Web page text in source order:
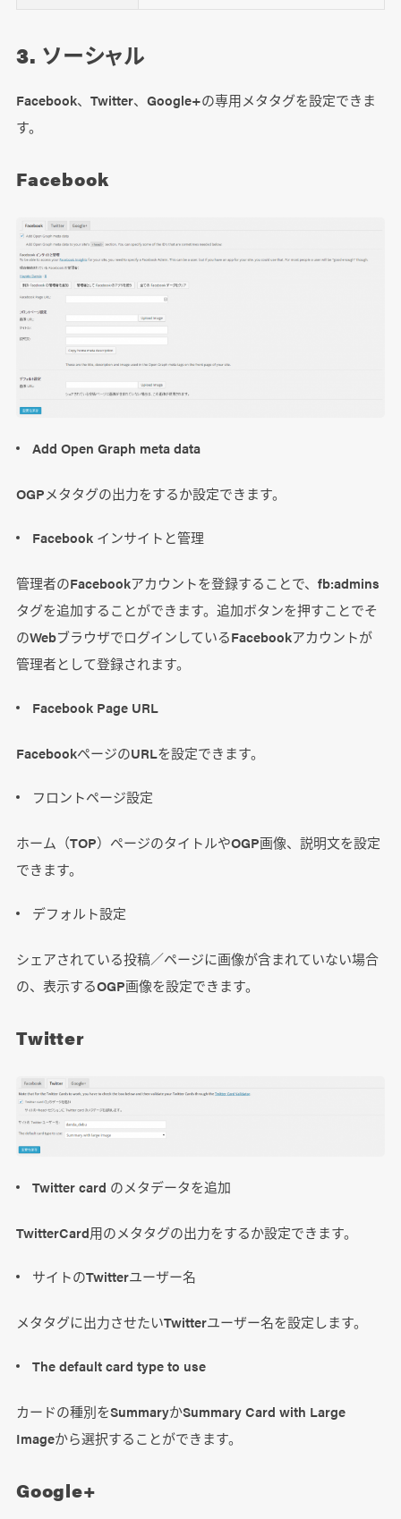
3. ソーシャル
Facebook、Twitter、Google+の専用メタタグを設定できま
す。
Facebook
Add Open Graph meta data
OGPメタタグの出力をするか設定できます。
Facebook インサイトと管理
管理者のFacebookアカウントを登録することで、fb:admins
タグを追加することができます。追加ボタンを押すことでそ
のWebブラウザでログインしているFacebookアカウントが
管理者として登録されます。
Facebook Page URL
FacebookページのURLを設定できます。
フロントページ設定
ホーム（TOP）ページのタイトルやOGP画像、説明文を設定
できます。
デフォルト設定
シェアされている投稿／ページに画像が含まれていない場合
の、表示するOGP画像を設定できます。
Twitter
Twitter card のメタデータを追加
TwitterCard用のメタタグの出力をするか設定できます。
サイトのTwitterユーザー名
メタタグに出力させたいTwitterユーザー名を設定します。
The default card type to use
カードの種別をSummaryかSummary Card with Large
Imageから選択することができます。
Google+